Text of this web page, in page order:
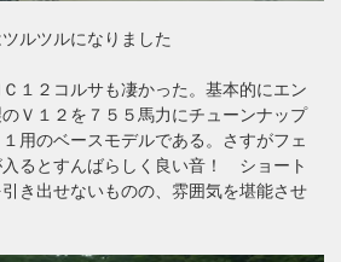
ルツルになりました
１２コルサも凄かった。基本的にエン
Ｖ１２を７５５馬力にチューンナップ
用のベースモデルである。さすがフェ
るとすんばらしく良い音！ ショート
き出せないものの、雰囲気を堪能させ